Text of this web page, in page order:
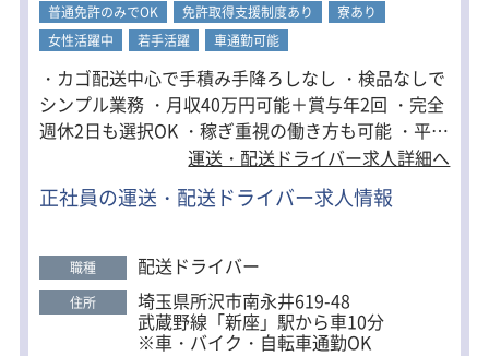
普通免許のみでOK
免許取得支援制度あり
寮あり
女性活躍中
若手活躍 車通勤可能
・カゴ配送中心で手積み手降ろしなし ・検品なしで
シンプル業務 ・月収40万円可能＋賞与年2回 ・完全
週休2日も選択OK ・稼ぎ重視の働き方も可能 ・平均
勤続年数10年 ・勤続年数25年以上の人も在籍！ ■
キャリアアップも目指せる環境 ドライバーとして経
験を積んだ後は、 班長・所長などへのステップアッ
同乗研修でイチから丁寧に指導。 異業種から転職し
た先輩も多数活躍中で、ドライバーデビューにも最
適です。 見学も可能なので、お気軽にご応募くださ
運送・配送ドライバー求人詳細へ
正社員の運送・配送ドライバー求人情報
職種 配送ドライバー
住所 埼玉県所沢市南永井619-48
武蔵野線「新座」駅から車10分
※車・バイク・自転車通勤OK